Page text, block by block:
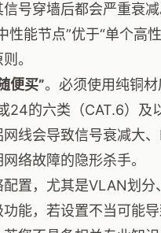
号穿墙后都会严重衰
性能节点”优于“单个高
。
便买”。必须使用纯铜
24的六类（CAT.6）及
线会导致信号衰减大
络故障的隐形杀手。
配置，尤其是VLAN划分
能，若设置不当可能